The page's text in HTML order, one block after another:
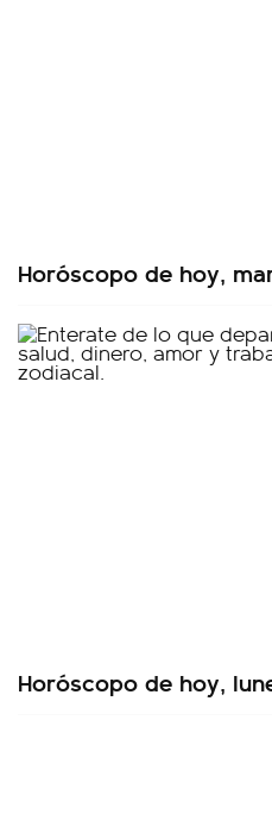
Horóscopo de hoy,
Horóscopo de hoy,